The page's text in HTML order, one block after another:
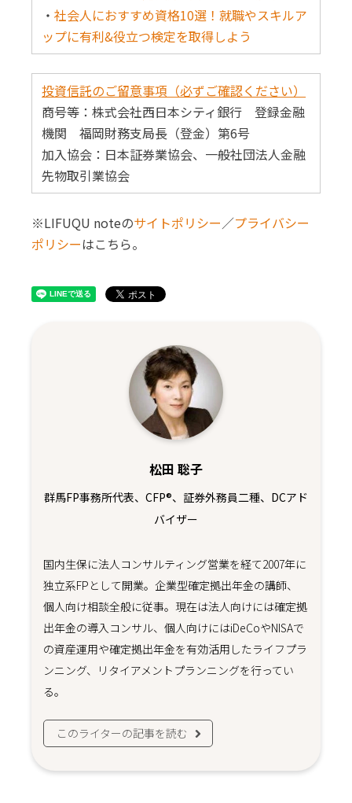
・社会人におすすめ資格10選！就職やスキルア
ップに有利&役立つ検定を取得しよう
投資信託のご留意事項（必ずご確認ください）
商号等：株式会社西日本シティ銀行 登録金融
機関 福岡財務支局長（登金）第6号
加入協会：日本証券業協会、一般社団法人金融
先物取引業協会
※LIFUQU noteのサイトポリシー／プライバシー
ポリシーはこちら。
松田 聡子
群馬FP事務所代表、CFP®、証券外務員二種、DCアド
バイザー
国内生保に法人コンサルティング営業を経て2007年に
独立系FPとして開業。企業型確定拠出年金の講師、
個人向け相談全般に従事。現在は法人向けには確定拠
出年金の導入コンサル、個人向けにはiDeCoやNISAで
の資産運用や確定拠出年金を有効活用したライフプラ
ンニング、リタイアメントプランニングを行ってい
る。
このライターの記事を読む